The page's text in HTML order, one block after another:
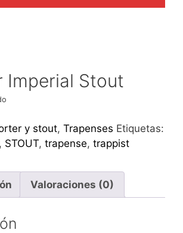
Imperial Stout
y stout, Trapenses Etiquetas:
, STOUT, trapense, trappist
Valoraciones (0)